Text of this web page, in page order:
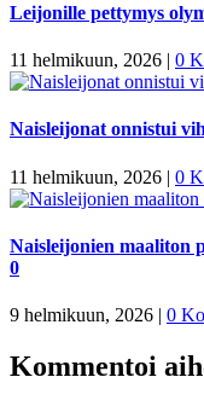
Leijonille pettymys
11 helmikuun, 2026 | 0
Naisleijonat onnistui
11 helmikuun, 2026 | 0
Naisleijonien maaliton
0
9 helmikuun, 2026 | 0
Kommentoi